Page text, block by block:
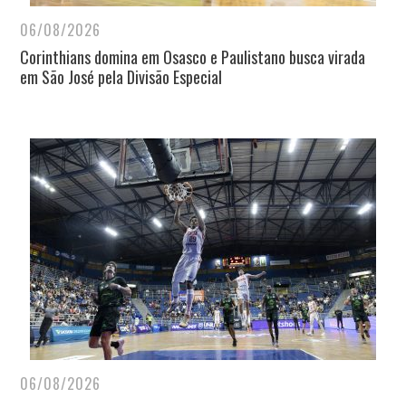
06/08/2026
Corinthians domina em Osasco e Paulistano busca virada
em São José pela Divisão Especial
06/08/2026